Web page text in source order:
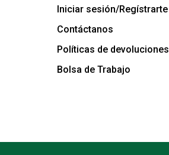
Iniciar sesión/Regístrarte
Contáctanos
Políticas de devoluciones
Bolsa de Trabajo